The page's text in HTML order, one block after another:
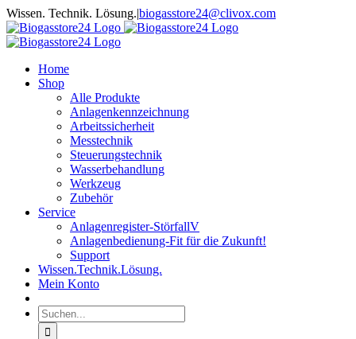
Zum
Inhalt
springen
Wissen. Technik. Lösung.|biogasstore24@clivox.com
Home
Shop
Alle Produkte
Anlagenkennzeichnung
Arbeitssicherheit
Messtechnik
Steuerungstechnik
Wasserbehandlung
Werkzeug
Zubehör
Service
Anlagenregister-StörfallV
Anlagenbedienung-Fit für die Zukunft!
Support
Wissen.Technik.Lösung.
Mein Konto
Suche
nach: